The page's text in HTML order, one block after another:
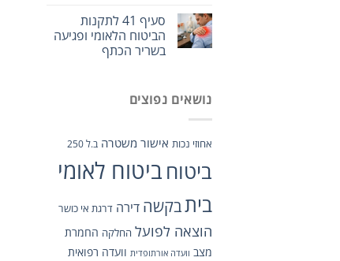
סעיף 41 לתקנות
הביטוח הלאומי ופגיעה
בשריר הכתף
נושאים נפוצים
אחוזי נכות אישור משטרה ב.ל 250
ביטוחביטוח לאומי
ביתבקשה דירה דרגת אי כושר
הוצאה לפועל החלקה החמרת
מצב וועדה אורתופדית וועדה רפואית